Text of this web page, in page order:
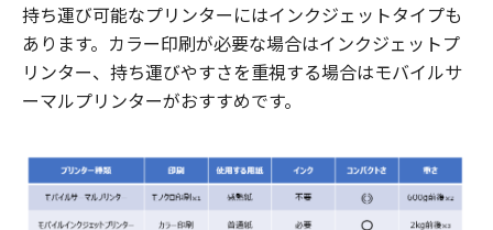
持ち運び可能なプリンターにはインクジェットタイプも
あります。カラー印刷が必要な場合はインクジェットプ
リンター、持ち運びやすさを重視する場合はモバイルサ
ーマルプリンターがおすすめです。